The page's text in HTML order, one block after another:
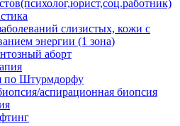
слизистых, кожи с
энергии (1 зона)
аборт
по Штурмдорфу
аспирационная биопсия